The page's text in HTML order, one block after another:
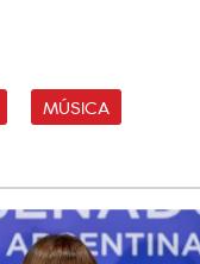
MÚSICA